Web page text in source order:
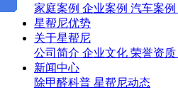
家庭案例 企业案例 汽车案例
星帮尼优势
关于星帮尼
公司简介 企业文化 荣誉资质
新闻中心
除甲醛科普 星帮尼动态